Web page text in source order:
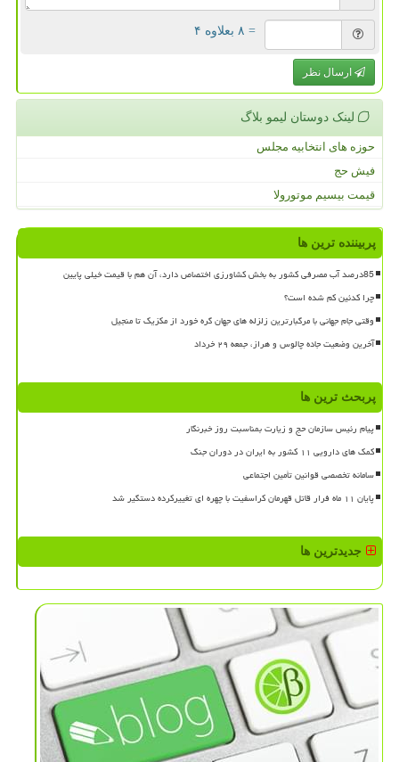
= ۸ بعلاوه ۴
ارسال نظر
لینک دوستان لیمو بلاگ
حوزه های انتخابیه مجلس
فیش حج
قیمت بیسیم موتورولا
پربیننده ترین ها
85درصد آب مصرفی کشور به بخش کشاورزی اختصاص دارد، آن هم با قیمت خیلی پایین
چرا کدئین کم شده است؟
وقتی جام جهانی با مرگبارترین زلزله های جهان گره خورد از مکزیک تا منجیل
آخرین وضعیت جاده چالوس و هراز، جمعه ۲۹ خرداد
پربحث ترین ها
پیام رئیس سازمان حج و زیارت بمناسبت روز خبرنگار
کمک های دارویی ۱۱ کشور به ایران در دوران جنگ
سامانه تخصصی قوانین تأمین اجتماعی
پایان ۱۱ ماه فرار قاتل قهرمان کراسفیت با چهره ای تغییرکرده دستگیر شد
جدیدترین ها